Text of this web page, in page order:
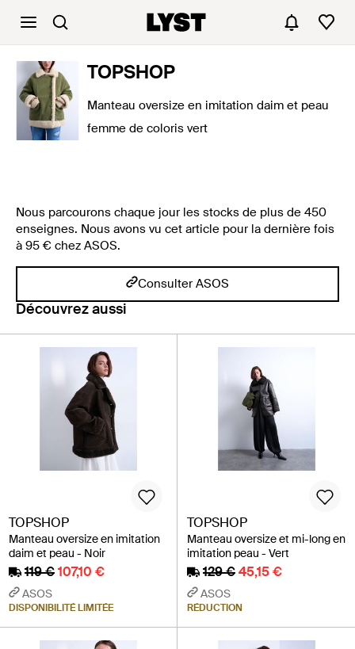
TOPSHOP
Manteau oversize en imitation daim et peau
femme de coloris vert
Nous parcourons chaque jour les stocks de plus de 450
enseignes. Nous avons vu cet article pour la dernière fois
à 95 € chez ASOS.
Consulter ASOS
Découvrez aussi
TOPSHOP
Manteau oversize en imitation
daim et peau - Noir
119 €107,10 €
ASOS
DISPONIBILITÉ LIMITÉE
TOPSHOP
Manteau oversize et mi-long en
imitation peau - Vert
129 €45,15 €
ASOS
RÉDUCTION